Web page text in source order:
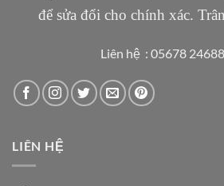
để sửa đổi cho chính xác.
Liên hệ : 05678
LIÊN HỆ